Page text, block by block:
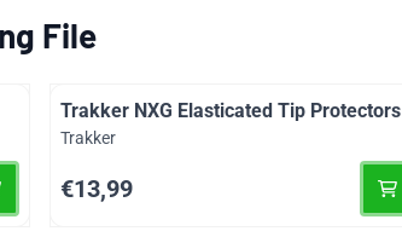
File
Trakker NXG Elasticated Tip Protectors
Merk:
Trakker
Prijs: 13,99
€13,99